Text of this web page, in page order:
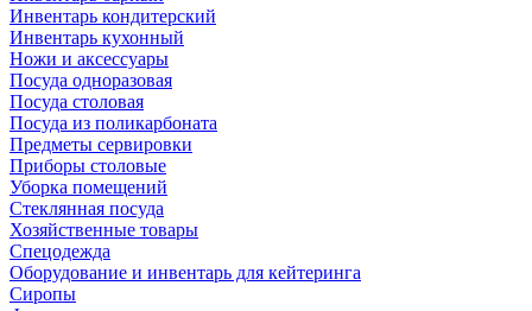
Инвентарь кондитерский
Инвентарь кухонный
Ножи и аксессуары
Посуда одноразовая
Посуда столовая
Посуда из поликарбоната
Предметы сервировки
Приборы столовые
Уборка помещений
Стеклянная посуда
Хозяйственные товары
Спецодежда
Оборудование и инвентарь для кейтеринга
Сиропы